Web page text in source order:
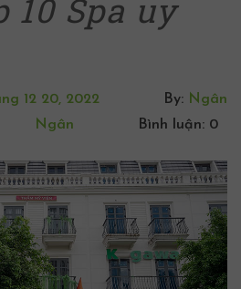
10 Spa uy
12 20, 2022 By: Ngân
Ngân
Bình luận: 0